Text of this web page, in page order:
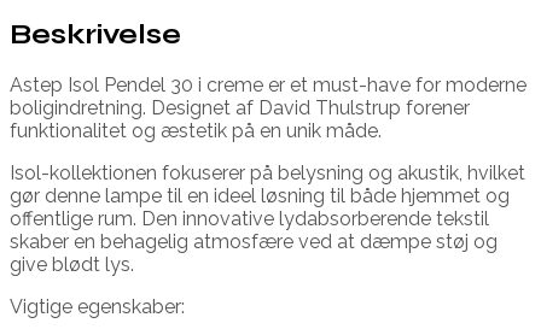
Beskrivelse
Astep Isol Pendel 30 i creme er et must-have for moderne
boligindretning. Designet af David Thulstrup forener
funktionalitet og æstetik på en unik måde.
Isol-kollektionen fokuserer på belysning og akustik, hvilket
gør denne lampe til en ideel løsning til både hjemmet og
offentlige rum. Den innovative lydabsorberende tekstil
skaber en behagelig atmosfære ved at dæmpe støj og
give blødt lys.
Vigtige egenskaber: